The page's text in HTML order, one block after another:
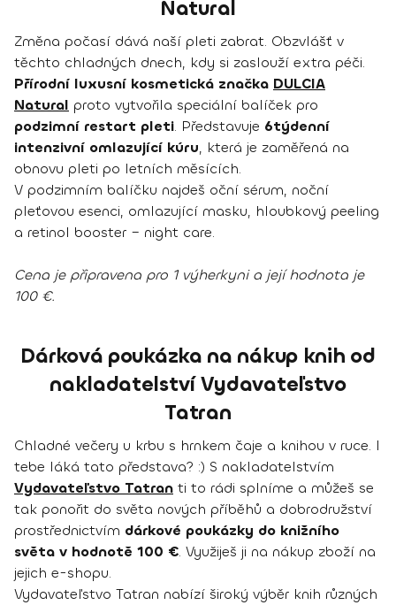
Natural
Změna počasí dává naší pleti zabrat. Obzvlášť v
těchto chladných dnech, kdy si zaslouží extra péči.
Přírodní luxusní kosmetická značka DULCIA
Natural proto vytvořila speciální balíček pro
podzimní restart pleti. Představuje 6týdenní
intenzivní omlazující kúru, která je zaměřená na
obnovu pleti po letních měsících.
V podzimním balíčku najdeš oční sérum, noční
pleťovou esenci, omlazující masku, hloubkový peeling
a retinol booster – night care.
Cena je připravena pro 1 výherkyni a její hodnota je
100 €.
Dárková poukázka na nákup knih od
nakladatelství Vydavateľstvo
Tatran
Chladné večery u krbu s hrnkem čaje a knihou v ruce. I
tebe láká tato představa? :) S nakladatelstvím
Vydavateľstvo Tatran ti to rádi splníme a můžeš se
tak ponořit do světa nových příběhů a dobrodružství
prostřednictvím dárkové poukázky do knižního
světa v hodnotě 100 €. Využiješ ji na nákup zboží na
jejich e-shopu.
Vydavateľstvo Tatran nabízí široký výběr knih různých